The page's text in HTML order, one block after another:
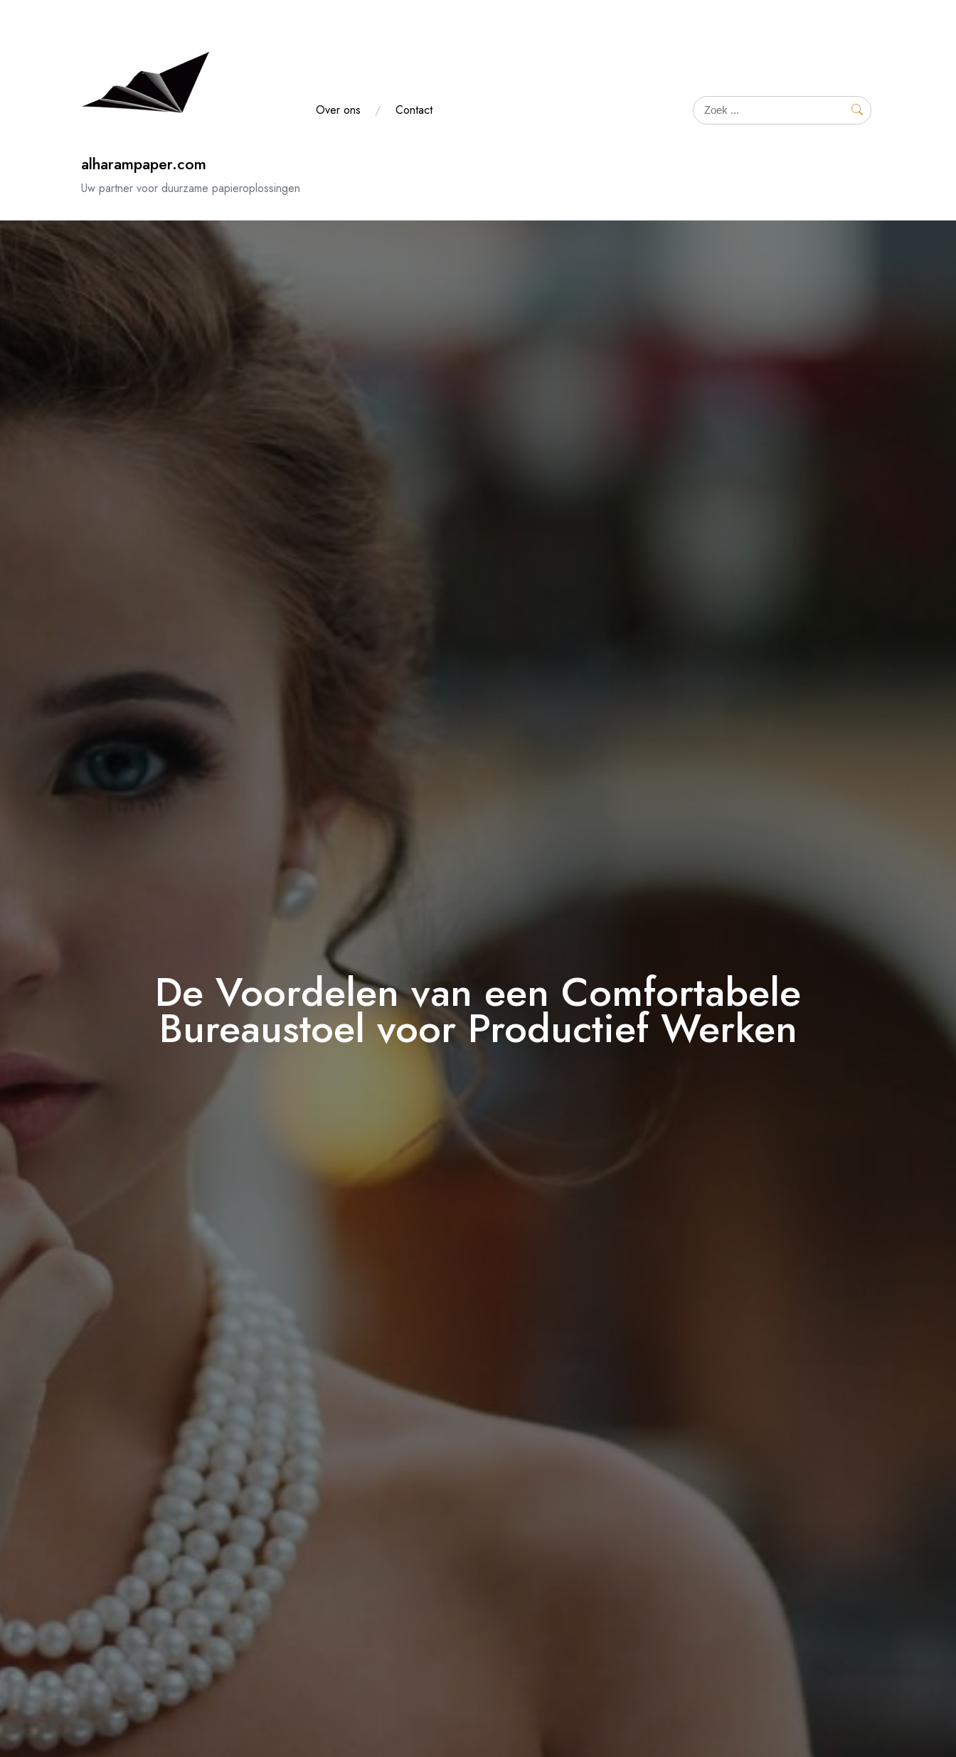
alharampaper.com
Uw partner voor duurzame papieroplossingen
Over ons Contact
De Voordelen van een Comfortabele
Bureaustoel voor Productief Werken